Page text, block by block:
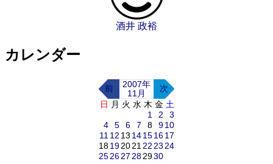
酒井 政裕
カレンダー
前
2007年
11月
次
日 月 火 水 木 金 土
1
2
3
4
5 6 7 8 910
11 12 13 14151617
18192021 22 23 24
252627 282930